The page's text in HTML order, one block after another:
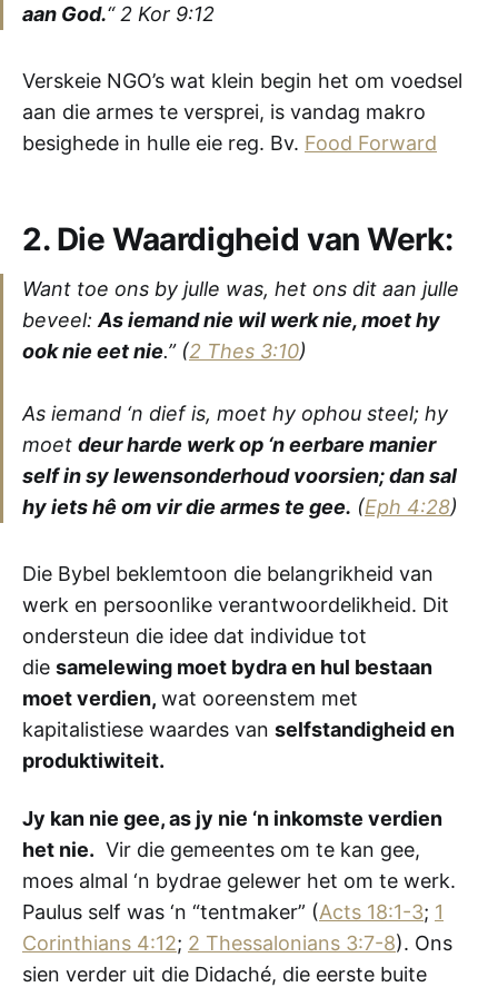
aan God.“2 Kor 9:12
Verskeie NGO’s wat klein begin het om voedsel
aan die armes te versprei, is vandag makro
besighede in hulle eie reg. Bv. Food Forward
2. Die Waardigheid van Werk:
Want toe ons by julle was, het ons dit aan julle
beveel: As iemand nie wil werk nie, moet hy
ook nie eet nie.”(2 Thes 3:10)
As iemand ‘n dief is, moet hy ophou steel; hy
moet deur harde werk op ‘n eerbare manier
self in sy lewensonderhoud voorsien; dan sal
hy iets hê om vir die armes te gee. (Eph 4:28)
Die Bybel beklemtoon die belangrikheid van
werk en persoonlike verantwoordelikheid. Dit
ondersteun die idee dat individue tot
die samelewing moet bydra en hul bestaan
moet verdien, wat ooreenstem met
kapitalistiese waardes van selfstandigheid en
produktiwiteit.
Jy kan nie gee, as jy nie ‘n inkomste verdien
het nie. Vir die gemeentes om te kan gee,
moes almal ‘n bydrae gelewer het om te werk.
Paulus self was ‘n “tentmaker” (Acts 18:1-3; 1
Corinthians 4:12; 2 Thessalonians 3:7-8). Ons
sien verder uit die Didaché, die eerste buite